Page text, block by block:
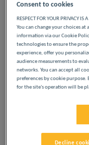
En train pour
déplacement
proximité
votre séjour dès
situé à quelques
valises
cité atlantique.
Un séjour
Vous voyagez
souhaitez visiter
Consent to cookies
RESPECT FOR YOUR PRIVACY IS
You can change your choices
information via our Cookie
technologies to ensure the
experience, offer you
audience measurements to
networks. You can accept all
preferences by cookie purpose.
for the site's operation will be
Decline